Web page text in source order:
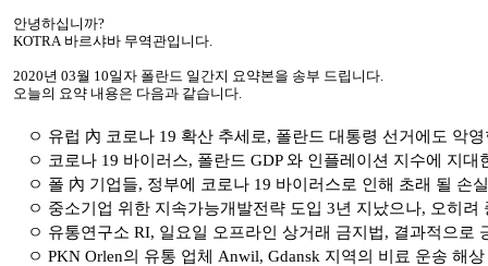
안녕하십니까?
KOTRA 바르샤바 무역관입니다.
2020년 03월 10일자 폴란드 일간지 요약본을 송부 드립니다.
오늘의 요약 내용은 다음과 같습니다.
ㅇ 유럽 內 코로나 19 확산 추세로, 폴란드 대통령 선거에도 악
ㅇ 코로나 19 바이러스, 폴란드 GDP와 인플레이션 지수에 지대
ㅇ 폴 內 기업들, 정부에 코로나 19 바이러스로 인해 초래 될 손
ㅇ 중소기업 위한 지속가능개발전략 도입 3년 지났으나, 오히려
ㅇ 유통연구소 RI, 일요일 오프라인 상거래 금지법, 결과적으로
ㅇ PKN Orlen의 유통 업체 Anwil, Gdansk 지역의 비료 운송 해